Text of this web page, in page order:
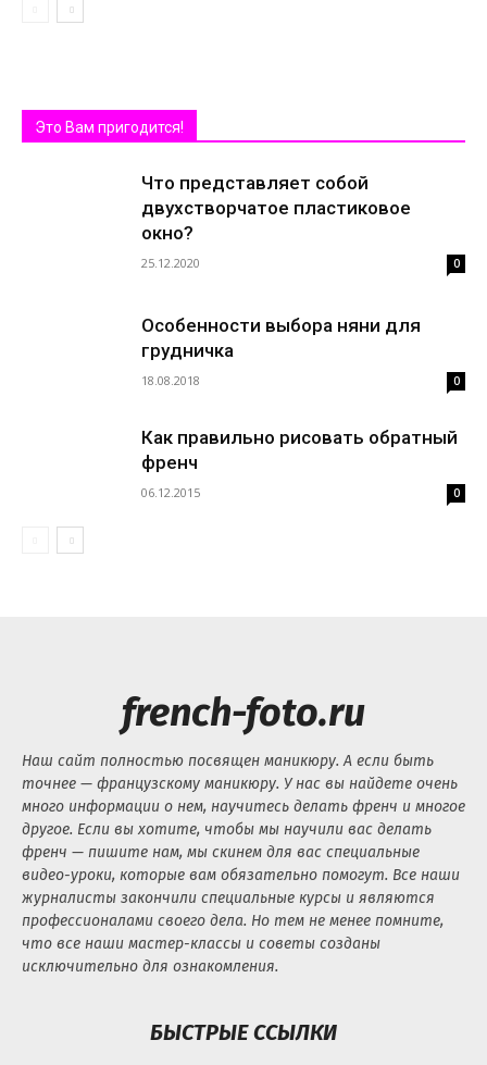
Это Вам пригодится!
Что представляет собой
двухстворчатое пластиковое
окно?
25.12.2020 0
Особенности выбора няни для
грудничка
18.08.2018 0
Как правильно рисовать обратный
френч
06.12.2015 0
french-foto.ru
Наш сайт полностью посвящен маникюру. А если быть
точнее — французскому маникюру. У нас вы найдете очень
много информации о нем, научитесь делать френч и многое
другое. Если вы хотите, чтобы мы научили вас делать
френч — пишите нам, мы скинем для вас специальные
видео-уроки, которые вам обязательно помогут. Все наши
журналисты закончили специальные курсы и являются
профессионалами своего дела. Но тем не менее помните,
что все наши мастер-классы и советы созданы
исключительно для ознакомления.
БЫСТРЫЕ ССЫЛКИ